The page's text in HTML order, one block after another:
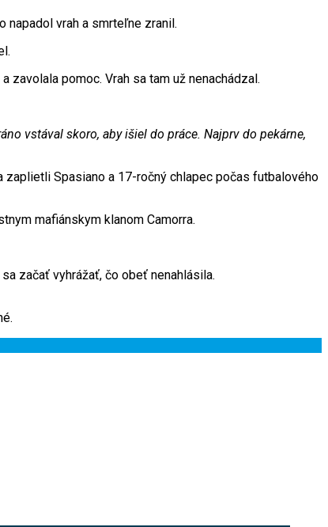
napadol vrah a smrteľne zranil.
pomoc. Vrah sa tam už nenachádzal.
vstával skoro, aby išiel do práce. Najprv do pekárne,
Spasiano a 17-ročný chlapec počas futbalového
mafiánskym klanom Camorra.
začať vyhrážať, čo obeť nenahlásila.